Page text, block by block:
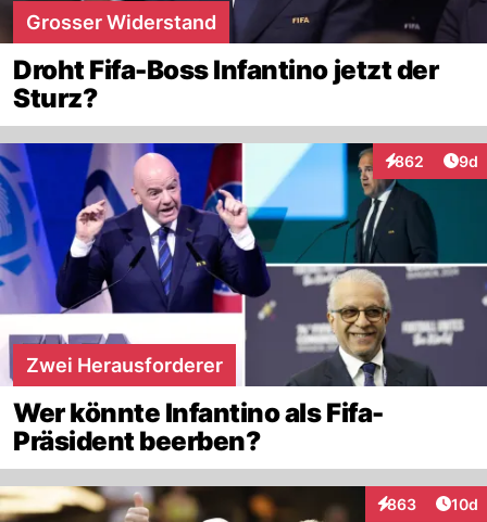
Grosser Widerstand
Droht Fifa-Boss Infantino jetzt der
Sturz?
862
Interaktionen
9d
Zwei Herausforderer
Wer könnte Infantino als Fifa-
Präsident beerben?
863
Interaktionen
10d